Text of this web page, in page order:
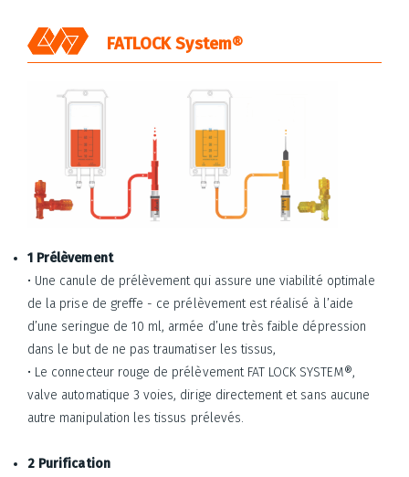
FATLOCK System®
1 Prélèvement
• Une canule de prélèvement qui assure une viabilité optimale
de la prise de greffe - ce prélèvement est réalisé à l’aide
d’une seringue de 10 ml, armée d’une très faible dépression
dans le but de ne pas traumatiser les tissus,
• Le connecteur rouge de prélèvement FAT LOCK SYSTEM®,
valve automatique 3 voies, dirige directement et sans aucune
autre manipulation les tissus prélevés.
2 Purification